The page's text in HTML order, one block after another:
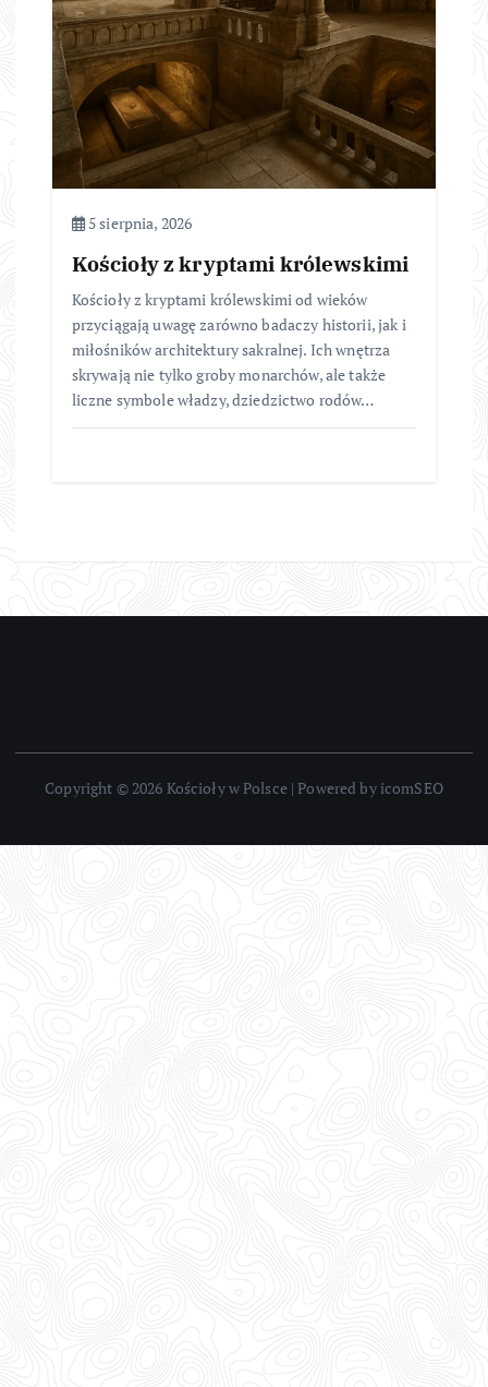
5 sierpnia, 2026
Kościoły z kryptami królewskimi
Kościoły z kryptami królewskimi od wieków
przyciągają uwagę zarówno badaczy historii, jak i
miłośników architektury sakralnej. Ich wnętrza
skrywają nie tylko groby monarchów, ale także
liczne symbole władzy, dziedzictwo rodów…
Copyright © 2026 Kościoły w Polsce | Powered by icomSEO